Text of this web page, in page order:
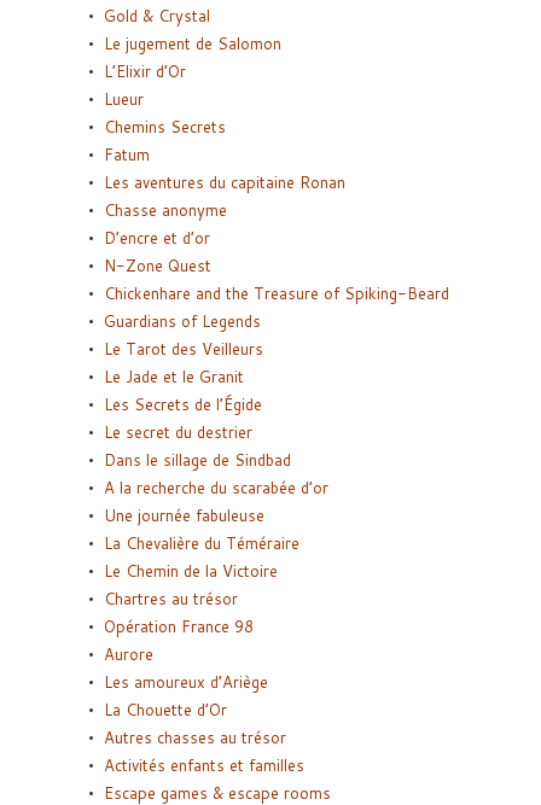
Gold & Crystal
Le jugement de Salomon
L’Elixir d’Or
Lueur
Chemins Secrets
Fatum
Les aventures du capitaine Ronan
Chasse anonyme
D’encre et d’or
N-Zone Quest
Chickenhare and the Treasure of Spiking-Beard
Guardians of Legends
Le Tarot des Veilleurs
Le Jade et le Granit
Les Secrets de l’Égide
Le secret du destrier
Dans le sillage de Sindbad
A la recherche du scarabée d’or
Une journée fabuleuse
La Chevalière du Téméraire
Le Chemin de la Victoire
Chartres au trésor
Opération France 98
Aurore
Les amoureux d’Ariège
La Chouette d’Or
Autres chasses au trésor
Activités enfants et familles
Escape games & escape rooms